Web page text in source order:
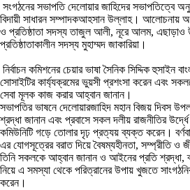
সংগঠনের সভাপতি দেলোয়ার জাহিদের সভাপতিত্বে
বিদায়ী সাধারন সম্পাদকআহসান উল্লাহ। আলোচনায়
ও প্রতিষ্ঠাতা সদস্য তাজুল আলী, নূরে আলম,
প্রতিষ্ঠাতাকালীন সদস্য মুহাম্মদ জাকারিয়া।
নির্বাচন কমিশনের চেয়ার ভাষা সৈনিক সিদ্দিক হুসাইন
সোসাইটির কার্য্যক্রমের ভুয়সী প্রশংসা করেন এবং
সেবা মূলক কাজ করার আহ্বান জানান।
সভাপতির ভাষনে দেলোয়ারজাহিদ মহান বিজয় দিবস
শ্রদ্ধা জানান এবং প্রবাসে সকল দলীয় রাজনীতির
কমিউনিটি গড়ে তোলার দৃঢ় প্রত্যয় ব্যক্ত করেন।
এর যোগসূত্রের বরাত দিয়ে বৈষম্যহীনতা, সম্প্রীতি ও
তিনি সকলকে আহ্বান জানান ও আইনের প্রতি শ্রদ্ধা,
নিয়ে এ সমস্যা থেকে পরিত্রানের উপায় খুজতে
করেন।